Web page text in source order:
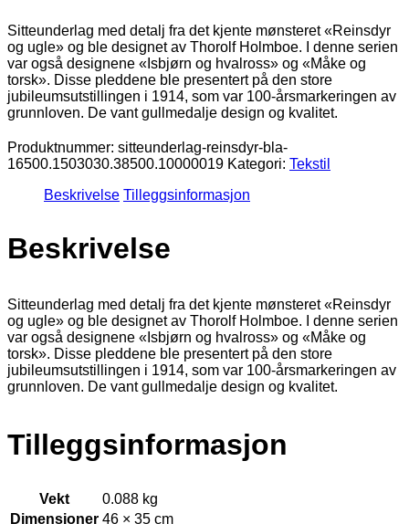
Sitteunderlag med detalj fra det kjente mønsteret «Reinsdyr
og ugle» og ble designet av Thorolf Holmboe. I denne serien
var også designene «Isbjørn og hvalross» og «Måke og
torsk». Disse pleddene ble presentert på den store
jubileumsutstillingen i 1914, som var 100-årsmarkeringen av
grunnloven. De vant gullmedalje design og kvalitet.
Produktnummer: sitteunderlag-reinsdyr-bla-
16500.1503030.38500.10000019 Kategori: Tekstil
Beskrivelse Tilleggsinformasjon
Beskrivelse
Sitteunderlag med detalj fra det kjente mønsteret «Reinsdyr
og ugle» og ble designet av Thorolf Holmboe. I denne serien
var også designene «Isbjørn og hvalross» og «Måke og
torsk». Disse pleddene ble presentert på den store
jubileumsutstillingen i 1914, som var 100-årsmarkeringen av
grunnloven. De vant gullmedalje design og kvalitet.
Tilleggsinformasjon
Vekt
0.088 kg
Dimensjoner 46 × 35 cm